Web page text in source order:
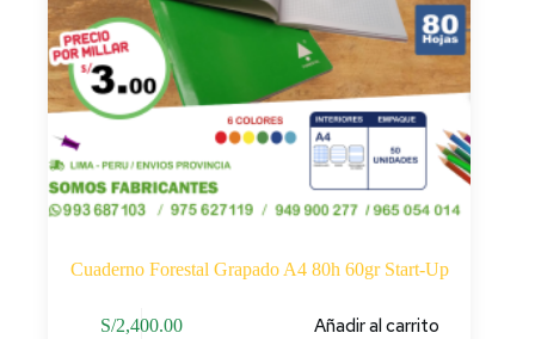
Cuaderno Forestal Grapado A4 80h 60gr Start-Up
S/2,400.00 Añadir al carrito